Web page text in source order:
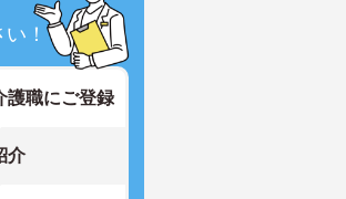
！
護職にご登録
介